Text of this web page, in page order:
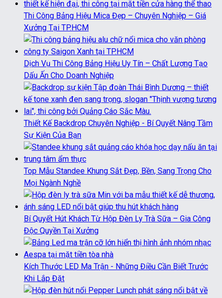
Thi Công Bảng Hiệu Mica Đẹp – Chuyên Nghiệp – Giá
Xưởng Tại TP.HCM
Dịch Vụ Thi Công Bảng Hiệu Uy Tín – Chất Lượng Tạo
Dấu Ấn Cho Doanh Nghiệp
Thiết Kế Backdrop Chuyên Nghiệp - Bí Quyết Nâng Tầm
Sự Kiện Của Bạn
Top Mẫu Standee Khung Sắt Đẹp, Bền, Sang Trọng Cho
Mọi Ngành Nghề
Bí Quyết Hút Khách Từ Hộp Đèn Ly Trà Sữa – Gia Công
Độc Quyền Tại Xưởng
Kích Thước LED Ma Trận - Những Điều Cần Biết Trước
Khi Lắp Đặt